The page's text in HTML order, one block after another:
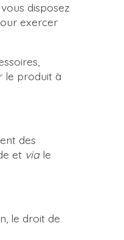
disposez
exercer
le produit à
des
et viale
le droit de